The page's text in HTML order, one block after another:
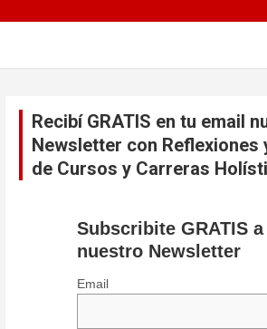
Recibí GRATIS en tu email
Newsletter con Reflexiones
de Cursos y Carreras
Subscribite GRATIS a
nuestro Newsletter
Email